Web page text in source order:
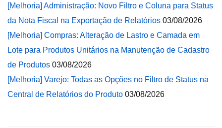
[Melhoria] Administração: Novo Filtro e Coluna para Status
da Nota Fiscal na Exportação de Relatórios 03/08/2026
[Melhoria] Compras: Alteração de Lastro e Camada em
Lote para Produtos Unitários na Manutenção de Cadastro
de Produtos 03/08/2026
[Melhoria] Varejo: Todas as Opções no Filtro de Status na
Central de Relatórios do Produto 03/08/2026